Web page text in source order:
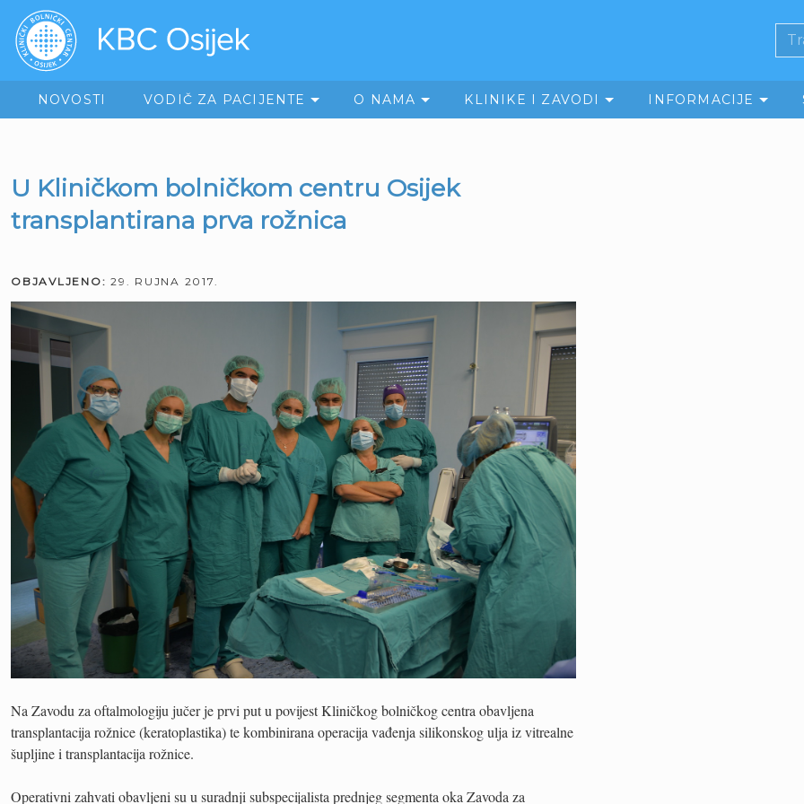
NOVOSTI VODIČ ZA PACIJENTE O NAMA KLINIKE I ZAVODI INFORMACIJE
U Kliničkom bolničkom centru Osijek
transplantirana prva rožnica
OBJAVLJENO: 29. RUJNA 2017.
Na Zavodu za oftalmologiju jučer je prvi put u povijest Kliničkog bolničkog centra obavljena
transplantacija rožnice (keratoplastika) te kombinirana operacija vađenja silikonskog ulja iz vitrealne
šupljine i transplantacija rožnice.
Operativni zahvati obavljeni su u suradnji subspecijalista prednjeg segmenta oka Zavoda za